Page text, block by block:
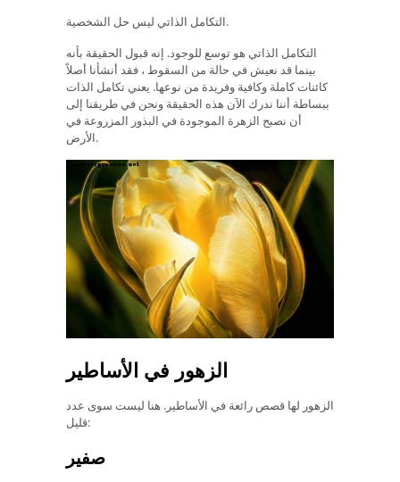
التكامل الذاتي ليس حل الشخصية.
التكامل الذاتي هو توسع للوجود. إنه قبول الحقيقة بأنه
بينما قد نعيش في حالة من السقوط ، فقد أنشأنا أصلاً
كائنات كاملة وكافية وفريدة من نوعها. يعني تكامل الذات
ببساطة أننا ندرك الآن هذه الحقيقة ونحن في طريقنا إلى
أن نصبح الزهرة الموجودة في البذور المزروعة في
الأرض.
الزهور في الأساطير
الزهور لها قصص رائعة في الأساطير. هنا ليست سوى عدد
قليل:
صفير